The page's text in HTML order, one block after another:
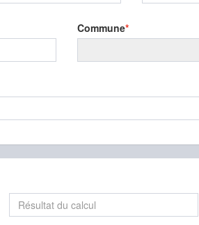
Commune